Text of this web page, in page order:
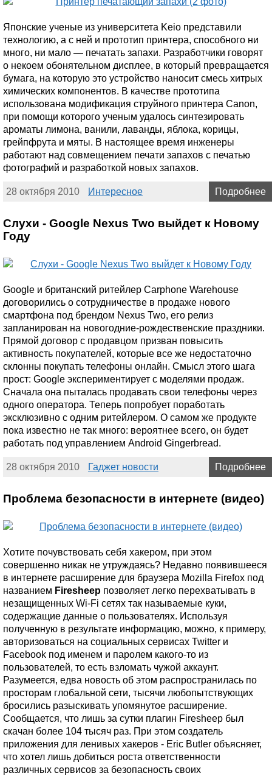
Японские ученые из университета Keio представили
технологию, а с ней и прототип принтера, способного ни
много, ни мало — печатать запахи. Разработчики говорят
о некоем обонятельном дисплее, в который превращается
бумага, на которую это устройство наносит смесь хитрых
химических компонентов. В качестве прототипа
использована модификация струйного принтера Canon,
при помощи которого ученым удалось синтезировать
ароматы лимона, ванили, лаванды, яблока, корицы,
грейпфрута и мяты. В настоящее время инженеры
работают над совмещением печати запахов с печатью
фотографий и разработкой новых запахов.
28 октября 2010 Интересное Подробнее
Слухи - Google Nexus Two выйдет к Новому
Году
Google и британский ритейлер Carphone Warehouse
договорились о сотрудничестве в продаже нового
смартфона под брендом Nexus Two, его релиз
запланирован на новогодние-рождественские праздники.
Прямой договор с продавцом призван повысить
активность покупателей, которые все же недостаточно
склонны покупать телефоны онлайн. Смысл этого шага
прост: Google экспериментирует с моделями продаж.
Сначала она пыталась продавать свои телефоны через
одного оператора. Теперь попробует поработать
эксклюзивно с одним ритейлером. О самом же продукте
пока известно не так много: вероятнее всего, он будет
работать под управлением Android Gingerbread.
28 октября 2010 Гаджет новости Подробнее
Проблема безопасности в интернете (видео)
Хотите почувствовать себя хакером, при этом
совершенно никак не утруждаясь? Недавно появившееся
в интернете расширение для браузера Mozilla Firefox под
названием Firesheep позволяет легко перехватывать в
незащищенных Wi-Fi сетях так называемые куки,
содержащие данные о пользователях. Используя
полученную в результате информацию, можно, к примеру,
авторизоваться на социальных сервисах Twitter и
Facebook под именем и паролем какого-то из
пользователей, то есть взломать чужой аккаунт.
Разумеется, едва новость об этом распространилась по
просторам глобальной сети, тысячи любопытствующих
бросились разыскивать упомянутое расширение.
Сообщается, что лишь за сутки плагин Firesheep был
скачан более 104 тысяч раз. При этом создатель
приложения для ленивых хакеров - Eric Butler объясняет,
что хотел лишь добиться роста ответственности
различных сервисов за безопасность своих